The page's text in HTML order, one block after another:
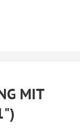
MIT